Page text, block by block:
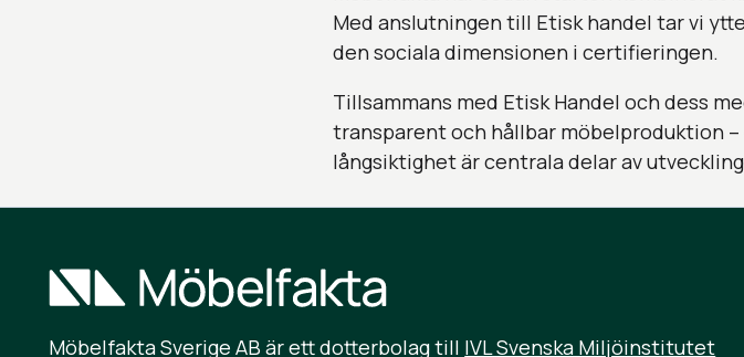
Med anslutningen till Etisk handel tar vi
den sociala dimensionen i certifieringen.
Tillsammans med Etisk Handel och dess
transparent och hållbar möbelproduktion –
långsiktighet är centrala delar av
Möbelfakta Sverige AB är ett dotterbolag till IVL Svenska Miljöinstitutet